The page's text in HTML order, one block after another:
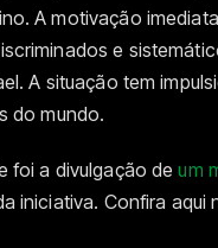
A motivação
e
A situação tem
do mundo.
foi a divulgação deum
iniciativa. Confira aqui